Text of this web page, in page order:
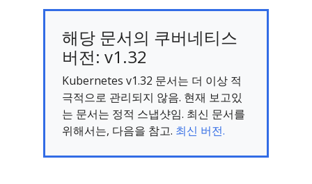
해당 문서의 쿠버네티스
버전: v1.32
Kubernetes v1.32 문서는 더 이상 적
극적으로 관리되지 않음. 현재 보고있
는 문서는 정적 스냅샷임. 최신 문서를
위해서는, 다음을 참고. 최신 버전.